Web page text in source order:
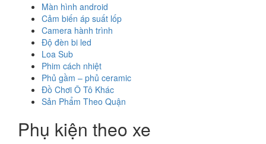
Màn hình android
Cảm biến áp suất lốp
Camera hành trình
Độ đèn bi led
Loa Sub
Phim cách nhiệt
Phủ gầm – phủ ceramic
Đồ Chơi Ô Tô Khác
Sản Phẩm Theo Quận
Phụ kiện theo xe